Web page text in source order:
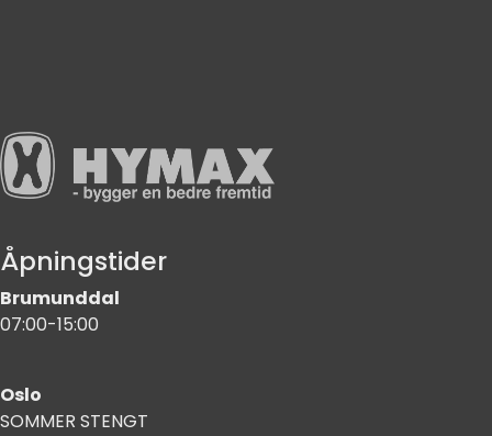
Åpningstider
Brumunddal
07:00-15:00
Oslo
SOMMER STENGT